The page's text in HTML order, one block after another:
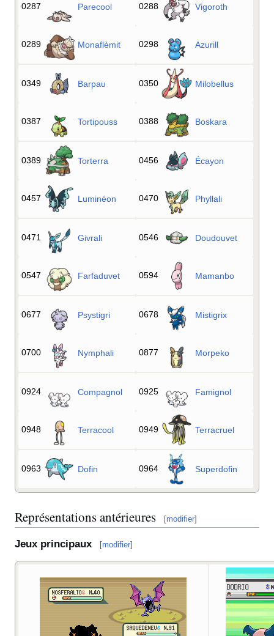
0287 Parecool 0288 Vigoroth
0289 Monaflèmit 0298 Azurill
0349 Barpau 0350 Milobellus
0387 Tortipouss 0388 Boskara
0389 Torterra 0456 Écayon
0457 Luminéon 0470 Phyllali
0471 Givrali 0546 Doudouvet
0547 Farfaduvet 0594 Mamanbo
0677 Psystigri 0678 Mistigrix
0700 Nymphali 0877 Morpeko
0924 Compagnol 0925 Famignol
0948 Terracool 0949 Terracruel
0963 Dofin 0964 Superdofin
Représentations antérieures [modifier]
Jeux principaux [modifier]